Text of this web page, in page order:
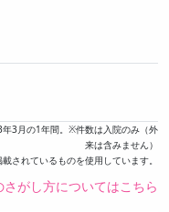
3月の1年間。※件数は入院のみ（外
来は含みません）
されているものを使用しています。
さがし方についてはこちら